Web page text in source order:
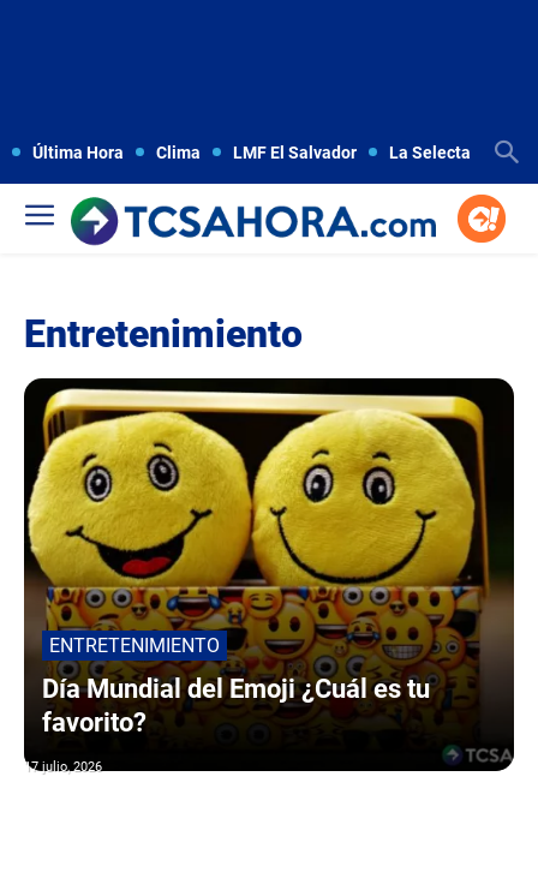
Última Hora Clima LMF El Salvador La Selecta
Entretenimiento
ENTRETENIMIENTO
Día Mundial del Emoji ¿Cuál es tu
favorito?
17 julio, 2026